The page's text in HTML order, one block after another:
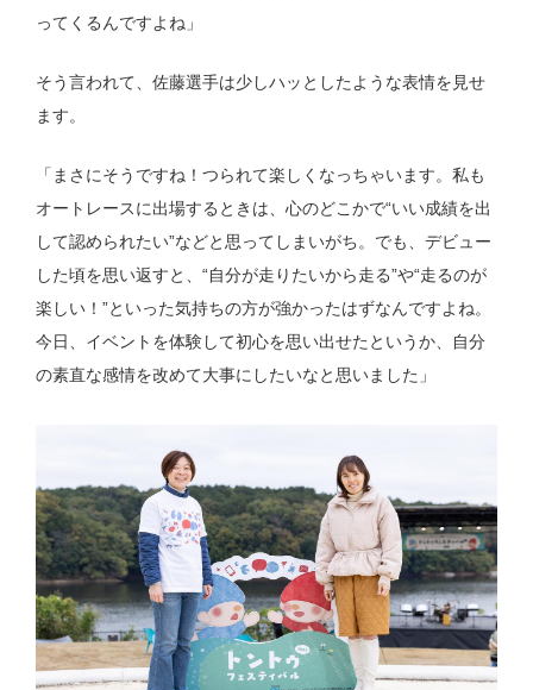
ってくるんですよね」
そう言われて、佐藤選手は少しハッとしたような表情を見せ
ます。
「まさにそうですね！つられて楽しくなっちゃいます。私も
オートレースに出場するときは、心のどこかで“いい成績を出
して認められたい”などと思ってしまいがち。でも、デビュー
した頃を思い返すと、“自分が走りたいから走る”や“走るのが
楽しい！”といった気持ちの方が強かったはずなんですよね。
今日、イベントを体験して初心を思い出せたというか、自分
の素直な感情を改めて大事にしたいなと思いました」